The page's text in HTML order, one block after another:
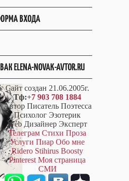
ВХОДА
ELENA-NOVAK-AVTOR.RU
Сайт создан 21.06.2005г.
Тф:+7 903 708 1884
Автор Писатель Поэтесса
Психолог Эзотерик
Web Дизайнер Эксперт
Телеграм Стихи Проза
Услуги Пиар Обо мне
Ridero Stihirus Boosty
Pinterest Моя страница
СМИ